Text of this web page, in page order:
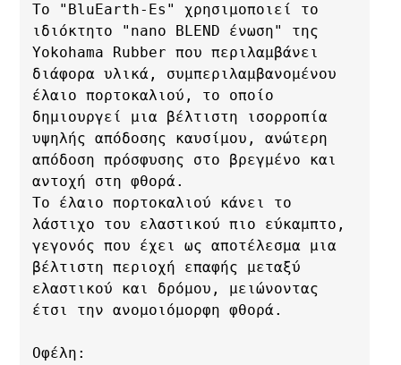
Το "BluEarth-Es" χρησιμοποιεί το
ιδιόκτητο "nano BLEND ένωση" της
Yokohama Rubber που περιλαμβάνει
διάφορα υλικά, συμπεριλαμβανομένου
έλαιο πορτοκαλιού, το οποίο
δημιουργεί μια βέλτιστη ισορροπία
υψηλής απόδοσης καυσίμου, ανώτερη
απόδοση πρόσφυσης στο βρεγμένο και
αντοχή στη φθορά.
Το έλαιο πορτοκαλιού κάνει το
λάστιχο του ελαστικού πιο εύκαμπτο,
γεγονός που έχει ως αποτέλεσμα μια
βέλτιστη περιοχή επαφής μεταξύ
ελαστικού και δρόμου, μειώνοντας
έτσι την ανομοιόμορφη φθορά.
Οφέλη: